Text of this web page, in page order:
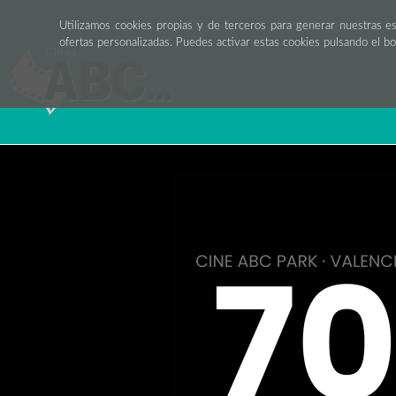
Utilizamos cookies propias y de terceros para generar nuestras
ofertas personalizadas. Puedes activar estas cookies pulsando el